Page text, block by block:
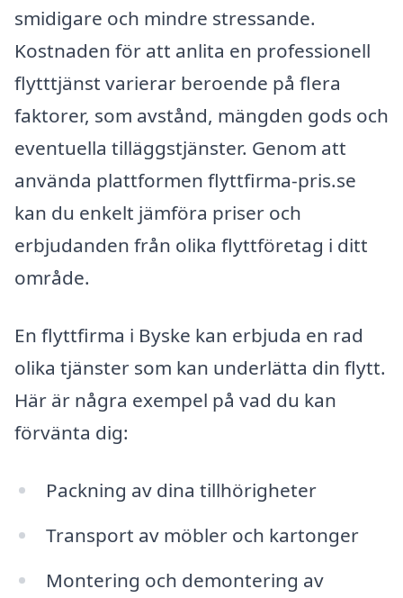
smidigare och mindre stressande.
Kostnaden för att anlita en professionell
flytttjänst varierar beroende på flera
faktorer, som avstånd, mängden gods och
eventuella tilläggstjänster. Genom att
använda plattformen flyttfirma-pris.se
kan du enkelt jämföra priser och
erbjudanden från olika flyttföretag i ditt
område.
En flyttfirma i Byske kan erbjuda en rad
olika tjänster som kan underlätta din flytt.
Här är några exempel på vad du kan
förvänta dig:
Packning av dina tillhörigheter
Transport av möbler och kartonger
Montering och demontering av